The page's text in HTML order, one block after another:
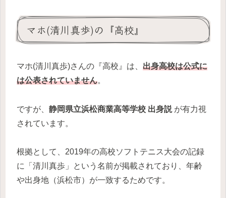
マホ(清川真歩)の『高校』
マホ(清川真歩)さんの『高校』は、 出身高校は公式に
は公表されていません。
ですが、 静岡県立浜松商業高等学校 出身説が有力視
されています。
根拠として、2019年の高校ソフトテニス大会の記録
に「清川真歩」という名前が掲載されており、年齢
や出身地（浜松市）が一致するためです。